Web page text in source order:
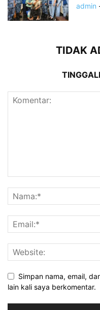
admin
TIDAK
Simpan nama, email,
lain kali saya berkomentar.